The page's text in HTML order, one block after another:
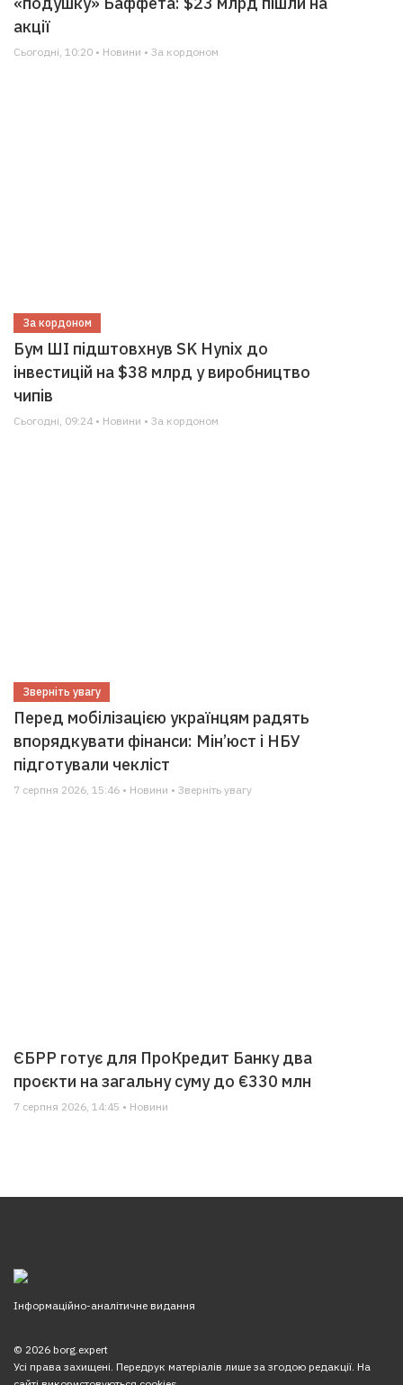
акції
Сьогодні, 10:20 • Новини • За кордоном
За кордоном
Бум ШІ підштовхнув SK Hynix до
інвестицій на $38 млрд у виробництво
чипів
Сьогодні, 09:24 • Новини • За кордоном
Зверніть увагу
Перед мобілізацією українцям радять
впорядкувати фінанси: Мін’юст і НБУ
підготували чекліст
7 серпня 2026, 15:46 • Новини • Зверніть увагу
ЄБРР готує для ПроКредит Банку два
проєкти на загальну суму до €330 млн
7 серпня 2026, 14:45 • Новини
Інформаційно-аналітичне видання
© 2026 borg.expert
Усі права захищені. Передрук матеріалів лише за згодою редакції. На